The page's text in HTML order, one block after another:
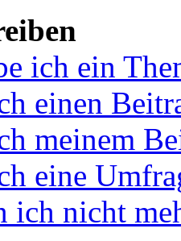
ich ein
einen
meinem
eine
ich nicht